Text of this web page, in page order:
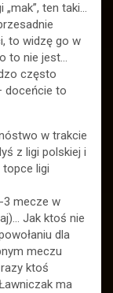
„mak”, ten taki…
to widzę go w
to nie jest…
często
doceńcie to
w trakcie
z ligi polskiej i
ligi
3 mecze w
Jak ktoś nie
dla
meczu
ktoś
ma